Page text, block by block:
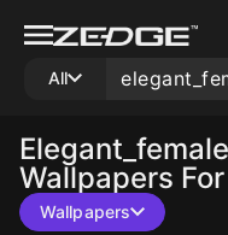
All
Elegant_female
Wallpapers
Wallpapers
10